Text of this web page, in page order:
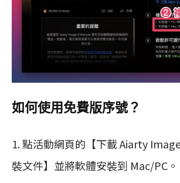
如何使用免費版序號？
1. 點活動網頁的【下載 Aiarty
裝文件】並將軟體安裝到 Mac/PC。